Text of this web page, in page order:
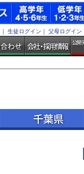
｜ 生徒ログイン ｜ 父母ログイン